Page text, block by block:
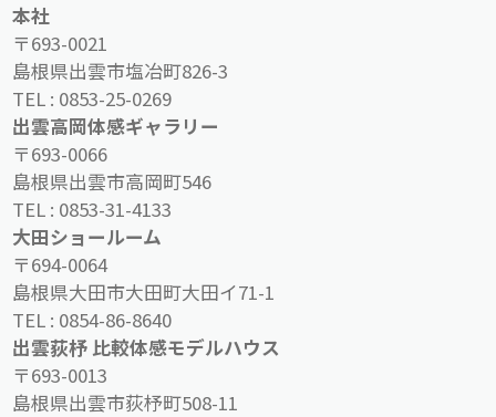
本社
〒693-0021
島根県出雲市塩冶町826-3
TEL : 0853-25-0269
出雲高岡体感ギャラリー
〒693-0066
島根県出雲市高岡町546
TEL : 0853-31-4133
大田ショールーム
〒694-0064
島根県大田市大田町大田イ71-1
TEL : 0854-86-8640
出雲荻杼 比較体感モデルハウス
〒693-0013
島根県出雲市荻杼町508-11